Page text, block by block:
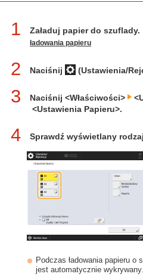
1 Załaduj papier do szuflady.
ładowania papieru
2 Naciśnij (Ustawienia/
3 Naciśnij <Właściwości>
<Ustawienia Papieru>.
4 Sprawdź wyświetlany
Podczas ładowania papieru o
jest automatycznie wykrywany.